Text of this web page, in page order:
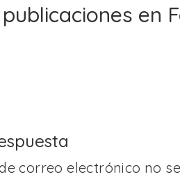
en
correo electrónico no